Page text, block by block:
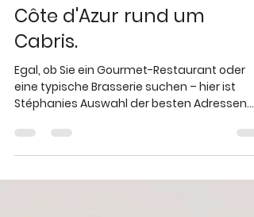
Stéphanie
25. Juli 2025
7 Min. Lesezeit
Côte d'Azur rund um
Cabris.
Egal, ob Sie ein Gourmet-Restaurant oder
eine typische Brasserie suchen – hier ist